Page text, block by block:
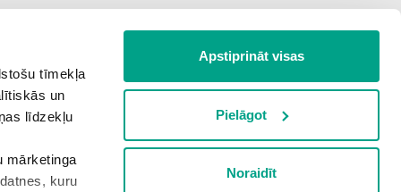
tīmekļa
un
līdzekļu
mārketinga
kuru
Apstiprināt visas
Pielāgot
Noraidīt